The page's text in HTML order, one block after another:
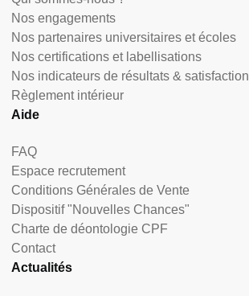
Nos engagements
Nos partenaires universitaires et écoles
Nos certifications et labellisations
Nos indicateurs de résultats & satisfaction
Règlement intérieur
Aide
FAQ
Espace recrutement
Conditions Générales de Vente
Dispositif "Nouvelles Chances"
Charte de déontologie CPF
Contact
Actualités